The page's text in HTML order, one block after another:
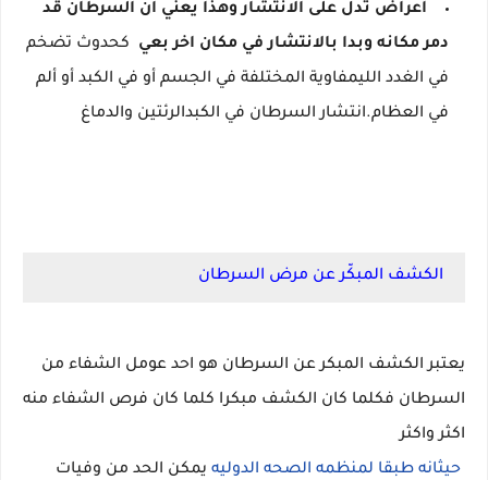
أعراض تدل على الانتشار وهذا يعني ان السرطان قد
دمر مكانه وبدا بالانتشار في مكان اخر بعي كحدوث تضخم
في الغدد الليمفاوية المختلفة في الجسم أو في الكبد أو ألم
في العظام.انتشار السرطان في الكبدالرئتين والدماغ
الكشف المبكّر عن مرض السرطان
يعتبر الكشف المبكر عن السرطان هو احد عومل الشفاء من
السرطان فكلما كان الكشف مبكرا كلما كان فرص الشفاء منه
اكثر واكثر
حيثانه طبقا لمنظمه الصحه الدوليه يمكن الحد من وفيات